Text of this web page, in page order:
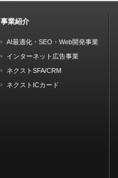
事業紹介
AI最適化・SEO・Web開発事業
インターネット広告事業
ネクストSFA/CRM
ネクストICカード